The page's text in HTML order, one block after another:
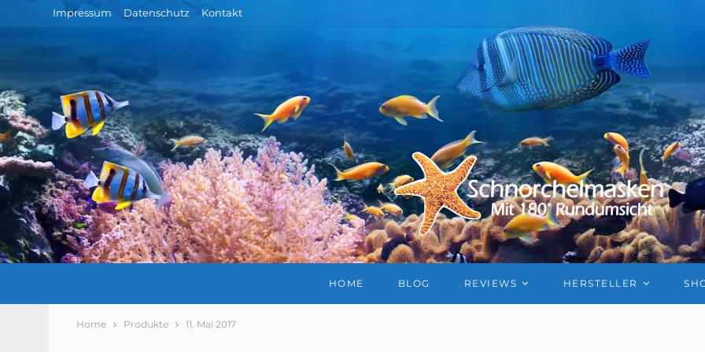
Impressum Datenschutz Kontakt
HOME BLOG REVIEWS HERSTELLER
Home Produkte 11. Mai 2017